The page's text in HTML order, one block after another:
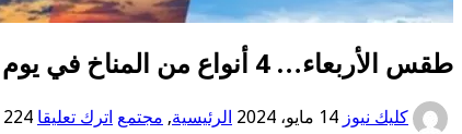
طقس الأربعاء… 4 أنواع من المناخ في يوم واحد!
كليك نيوز 14 مايو، 2024 الرئيسية, مجتمع اترك تعليقا 224 مشاهدات